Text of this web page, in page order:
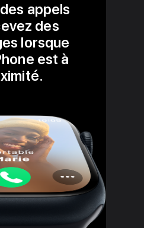
appels
des
lorsque
est à